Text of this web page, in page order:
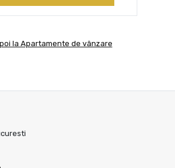
la Apartamente de vânzare